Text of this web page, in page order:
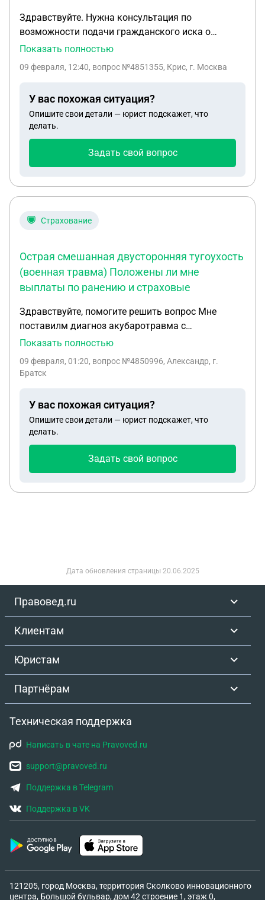
Здравствуйте. Нужна консультация по
возможности подачи гражданского иска о
компенсации морального вреда и вреда
в Амурской области, г. Тында. Я была
Водитель был трезв. В результате аварии
получила тяжкий вред здоровью: — сотрясение
головного мозга; — переломы руки и ноги; —
антенатальную гибель плода. Уголовное дело
понять: — есть ли возможность подать
восстановить срок исковой давности; — есть ли
документы и материалы дела частично
сохранены. Подскажите, пожалуйста, стоимость
консультации и возможность очной или онлайн-
Показать полностью
09 февраля, 12:40, вопрос №4851355, Крис, г. Москва
У вас похожая ситуация?
Опишите свои детали — юрист подскажет, что
делать.
Задать свой вопрос
Страхование
Острая смешанная двусторонняя тугоухость
(военная травма) Положены ли мне
выплаты по ранению и страховые
Здравствуйте, помогите решить вопрос Мне
поставилм диагноз акубаротравма с
постравматической перфорацией обеих
рпзговорной речи более 2-х метров на оба уха.
ранению и страховые выплаты согласно приказу
#855 В справке указано травма в перечень не
входит, случай не страховой
Показать полностью
09 февраля, 01:20, вопрос №4850996, Александр, г.
Братск
У вас похожая ситуация?
Опишите свои детали — юрист подскажет, что
делать.
Задать свой вопрос
Дата обновления страницы 20.06.2025
Правовед.ru
Клиентам
Юристам
Партнёрам
Техническая поддержка
Написать в чате на Pravoved.ru
support@pravoved.ru
Поддержка в Telegram
Поддержка в VK
121205, город Москва, территория Сколково инновационного
центра, Большой бульвар, дом 42 строение 1, этаж 0,